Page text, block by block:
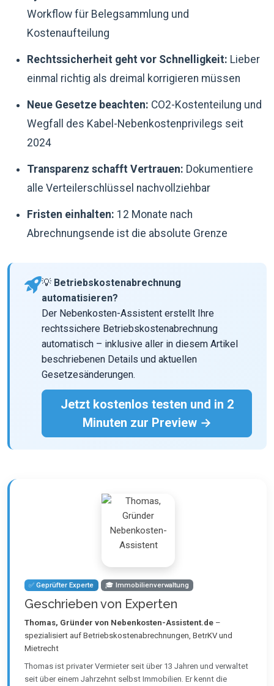
Workflow für Belegsammlung und
Kostenaufteilung
Rechtssicherheit geht vor Schnelligkeit: Lieber
einmal richtig als dreimal korrigieren müssen
Neue Gesetze beachten: CO2-Kostenteilung und
Wegfall des Kabel-Nebenkostenprivilegs seit
2024
Transparenz schafft Vertrauen: Dokumentiere
alle Verteilerschlüssel nachvollziehbar
Fristen einhalten: 12 Monate nach
Abrechnungsende ist die absolute Grenze
💡 Betriebskostenabrechnung
automatisieren?
Der Nebenkosten-Assistent erstellt Ihre
rechtssichere Betriebskostenabrechnung
automatisch – inklusive aller in diesem Artikel
beschriebenen Details und aktuellen
Gesetzesänderungen.
Jetzt kostenlos testen und in 2
Minuten zur Preview →
✅ Geprüfter Experte 🎓 Immobilienverwaltung
Geschrieben von Experten
Thomas, Gründer von Nebenkosten-Assistent.de –
spezialisiert auf Betriebskostenabrechnungen, BetrKV und
Mietrecht
Thomas ist privater Vermieter seit über 13 Jahren und verwaltet
seit über einem Jahrzehnt selbst Immobilien. Er kennt die